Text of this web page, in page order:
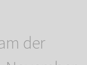
der